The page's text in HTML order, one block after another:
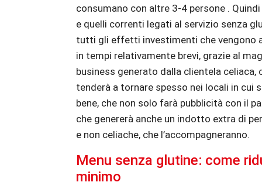
consumano con altre 3-4 persone .
e quelli correnti legati al servizio senza
tutti gli effetti investimenti che vengono
in tempi relativamente brevi, grazie al
business generato dalla clientela celiaca,
tenderà a tornare spesso nei locali in cui
bene, che non solo farà pubblicità con il
che genererà anche un indotto extra di
e non celiache, che l’accompagneranno.
Menu senza glutine: come
minimo